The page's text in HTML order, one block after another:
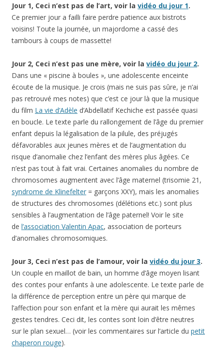
Jour 1, Ceci n’est pas de l’art, voir la vidéo du jour 1.
Ce premier jour a failli faire perdre patience aux bistrots
voisins! Toute la journée, un majordome a cassé des
tambours à coups de massette!
Jour 2, Ceci n’est pas une mère, voir la vidéo du jour 2.
Dans une « piscine à boules », une adolescente enceinte
écoute de la musique. Je crois (mais ne suis pas sûre, je n’ai
pas retrouvé mes notes) que c’est ce jour là que la musique
du film La vie d’Adèle d’Abdellatif Kechiche est passée quasi
en boucle. Le texte parle du rallongement de l’âge du premier
enfant depuis la légalisation de la pilule, des préjugés
défavorables aux jeunes mères et de l’augmentation du
risque d’anomalie chez l’enfant des mères plus âgées. Ce
n’est pas tout à fait vrai. Certaines anomalies du nombre de
chromosomes augmentent avec l’âge maternel (trisomie 21,
syndrome de Klinefelter = garçons XXY), mais les anomalies
de structures des chromosomes (délétions etc.) sont plus
sensibles à l’augmentation de l’âge paternel! Voir le site
de l’association Valentin Apac, association de porteurs
d’anomalies chromosomiques.
Jour 3, Ceci n’est pas de l’amour, voir la vidéo du jour 3.
Un couple en maillot de bain, un homme d’âge moyen lisant
des contes pour enfants à une adolescente. Le texte parle de
la différence de perception entre un père qui marque de
l’affection pour son enfant et la mère qui aurait les mêmes
gestes tendres. Ceci dit, les contes sont loin d’être neutres
sur le plan sexuel… (voir les commentaires sur l’article du petit
chaperon rouge).